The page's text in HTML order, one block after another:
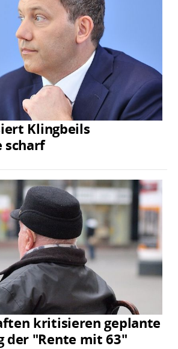
Klingbeils
scharf
kritisieren geplante
der "Rente mit 63"